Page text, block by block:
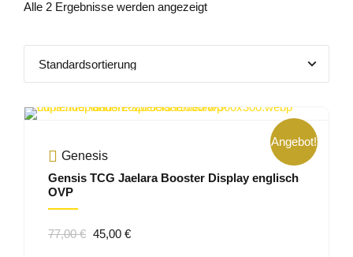
Alle 2 Ergebnisse werden angezeigt
Angebot!
Genesis
Gensis TCG Jaelara Booster Display englisch
OVP
77,00€ Ursprünglicher
45,00 €Aktueller